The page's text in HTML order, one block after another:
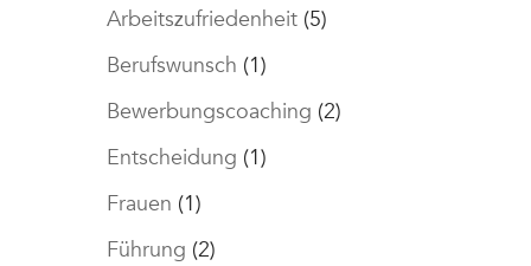
Arbeitszufriedenheit(5)
Berufswunsch (1)
Bewerbungscoaching (2)
Entscheidung (1)
Frauen (1)
Führung (2)